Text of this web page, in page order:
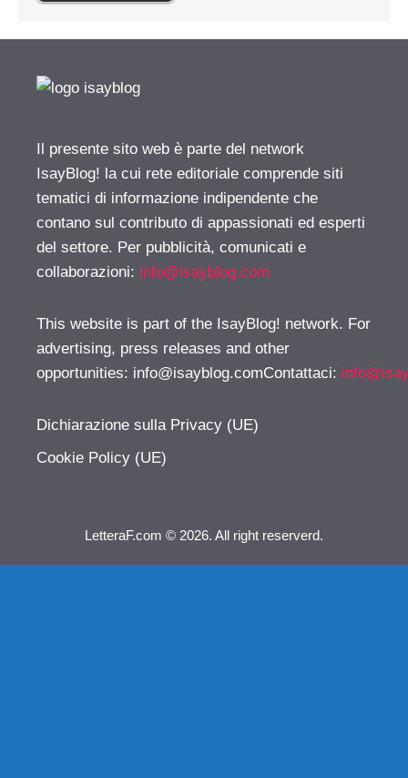
Il presente sito web è parte del network
IsayBlog! la cui rete editoriale comprende siti
tematici di informazione indipendente che
contano sul contributo di appassionati ed esperti
del settore. Per pubblicità, comunicati e
collaborazioni: info@isayblog.com
This website is part of the IsayBlog! network. For
advertising, press releases and other
opportunities: info@isayblog.comContattaci:
Dichiarazione sulla Privacy (UE)
Cookie Policy (UE)
LetteraF.com © 2026. All right reserverd.